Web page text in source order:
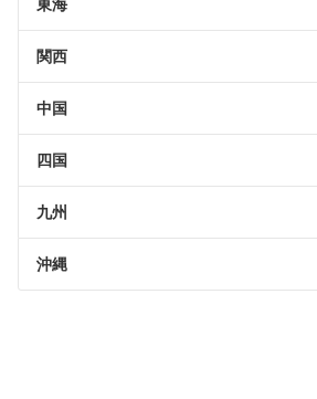
東海
関西
中国
四国
九州
沖縄